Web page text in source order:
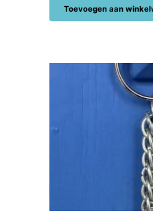
Toevoegen aan